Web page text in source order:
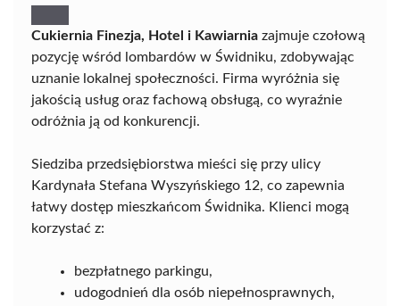
Cukiernia Finezja, Hotel i Kawiarnia zajmuje czołową
pozycję wśród lombardów w Świdniku, zdobywając
uznanie lokalnej społeczności. Firma wyróżnia się
jakością usług oraz fachową obsługą, co wyraźnie
odróżnia ją od konkurencji.
Siedziba przedsiębiorstwa mieści się przy ulicy
Kardynała Stefana Wyszyńskiego 12, co zapewnia
łatwy dostęp mieszkańcom Świdnika. Klienci mogą
korzystać z:
bezpłatnego parkingu,
udogodnień dla osób niepełnosprawnych,